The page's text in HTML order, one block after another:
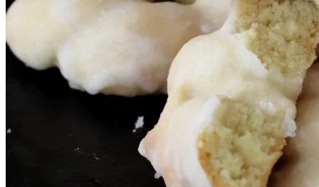
Стильные Деревянные Журнальные
Столики Для Вашего Интерьера
Нарушения Менструального Цикла:
Причины И Решения Для Женского
Здоровья